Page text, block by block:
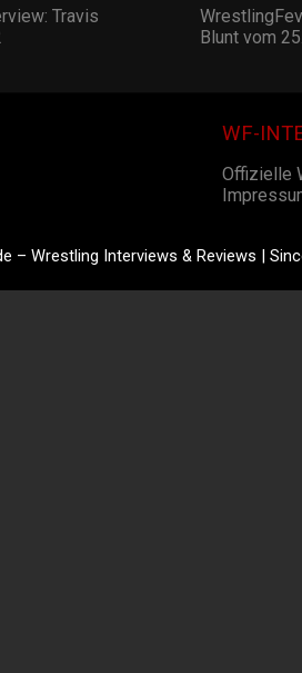
Travis
Blunt vom
WF-
Offizielle
– Wrestling Interviews & Reviews |